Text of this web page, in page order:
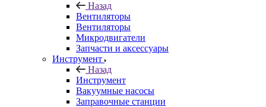
Назад
Вентиляторы
Вентиляторы
Микродвигатели
Запчасти и аксессуары
Инструмент
Назад
Инструмент
Вакуумные насосы
Заправочные станции